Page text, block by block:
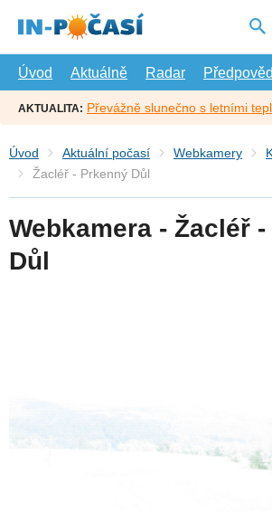
hlavní
Úvod
Aktuálně Radar
AKTUALITA: Převážně slunečno s letními
Úvod Aktuální počasí Webkamery
Žacléř - Prkenný Důl
Webkamera - Žacléř
Důl